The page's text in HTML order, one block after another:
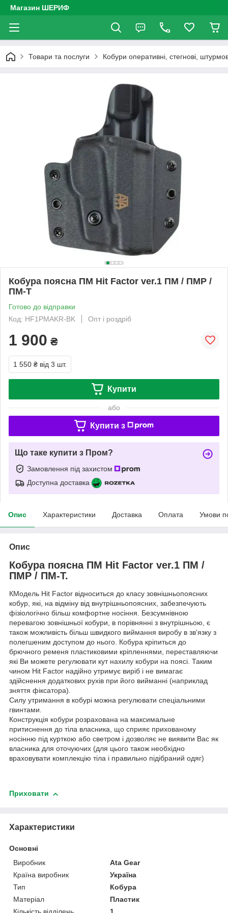
Магазин ШЕРИФ
Товари та послуги Кобури оперативні, стегнові,
Кобура поясна ПМ Hit Factor ver.1 ПМ / ПМР /
ПМ-Т
Готово до відправки
Код: HF1PMAKR-BK
Опт і роздріб
1 900 ₴
1 550 ₴ від 3 шт.
Купити
або
Купити з
Що таке купити з Пром?
Замовлення під захистом
Доступна доставка
Опис Характеристики Доставка Оплата Умови
Опис
Кобура поясна ПМ Hit Factor ver.1 ПМ /
ПМР / ПМ-Т.
КМодель Hit Factor відноситься до класу зовнішньопоясних
кобур, які, на відміну від внутрішньопоясних, забезпечують
фізіологічно більш комфортне носіння. Безсумнівною
перевагою зовнішньої кобури, в порівнянні з внутрішньою, є
також можливість більш швидкого виймання виробу в зв'язку з
полегшеним доступом до нього. Кобура кріпиться до
брючного ременя пластиковими кріпленнями, переставляючи
які Ви можете регулювати кут нахилу кобури на поясі. Таким
чином Hit Factor надійно утримує виріб і не вимагає
здійснення додаткових рухів при його вийманні (наприклад
зняття фіксатора).
Силу утримання в кобурі можна регулювати спеціальними
гвинтами.
Конструкція кобури розрахована на максимальне
притиснення до тіла власника, що сприяє прихованому
носінню під курткою або светром і дозволяє не виявити Вас як
власника для оточуючих (для цього також необхідно
враховувати комплекцію тіла і правильно підібраний одяг)
Приховати
Характеристики
Основні
Виробник
Ata Gear
Країна виробник
Україна
Тип
Кобура
Матеріал
Пластик
Кількість відділень
1